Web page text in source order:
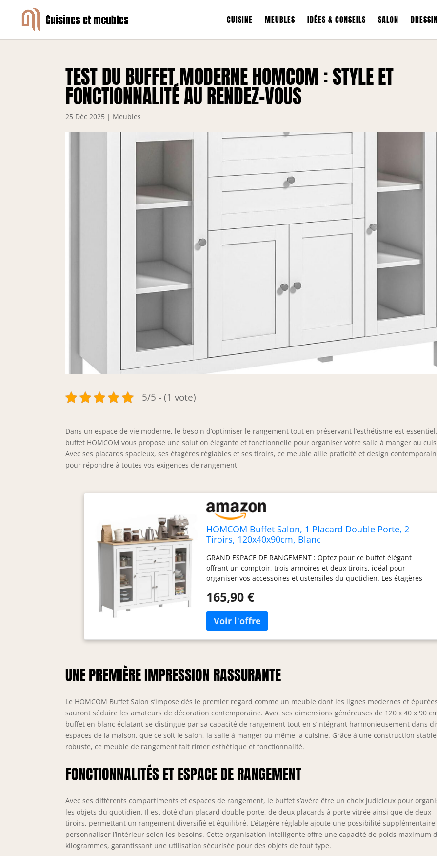
CUISINE MEUBLES IDÉES & CONSEILS SALON
TEST DU BUFFET MODERNE HOMCOM : STYLE ET
FONCTIONNALITÉ AU RENDEZ-VOUS
25 Déc 2025 | Meubles
5/5 - (1 vote)
Dans un espace de vie moderne, le besoin d’optimiser le rangement tout en préservant l’esthétisme est
buffet HOMCOM vous propose une solution élégante et fonctionnelle pour organiser votre salle à manger ou
Avec ses placards spacieux, ses étagères réglables et ses tiroirs, ce meuble allie praticité et design contemporain
pour répondre à toutes vos exigences de rangement.
HOMCOM Buffet Salon, 1 Placard Double Porte, 2
Tiroirs, 120x40x90cm, Blanc
GRAND ESPACE DE RANGEMENT : Optez pour ce buffet élégant
offrant un comptoir, trois armoires et deux tiroirs, idéal pour
organiser vos accessoires et ustensiles du quotidien. Les étagères
optimale de l'espace. PORTES EN VERRE ENCADRÉES : Ce buffet de
tout en les protégeant de la poussière. Il est équipé d'une poignée
ronde en alliage de zinc nickelé pour une ouverture et une
fermeture aisées. STYLE MODERNE : Avec son design classique et sa
de meuble d'exposition dans votre salon. MATÉRIAU DE QUALITÉ :
Construit en MDF et verre trempé, ce buffet de cuisine garantit
sécurité accrue en prévenant tout risque de renversement.
SPÉCIFICATIONS SUR LE MEUBLE DE RANGEMENT : Dimensions
totales : 120l x 40P x 90H cm. Charge max. recommandée : 60 kg au
total, 10 kg par étagère. Montage nécessaire.
165,90 €
UNE PREMIÈRE IMPRESSION RASSURANTE
Le HOMCOM Buffet Salon s’impose dès le premier regard comme un meuble dont les lignes modernes et
sauront séduire les amateurs de décoration contemporaine. Avec ses dimensions généreuses de 120 x 40 x 90
buffet en blanc éclatant se distingue par sa capacité de rangement tout en s’intégrant harmonieusement dans
espaces de la maison, que ce soit le salon, la salle à manger ou même la cuisine. Grâce à une construction
robuste, ce meuble de rangement fait rimer esthétique et fonctionnalité.
FONCTIONNALITÉS ET ESPACE DE RANGEMENT
Avec ses différents compartiments et espaces de rangement, le buffet s’avère être un choix judicieux pour
les objets du quotidien. Il est doté d’un placard double porte, de deux placards à porte vitrée ainsi que de deux
tiroirs, permettant un rangement diversifié et équilibré. L’étagère réglable ajoute une possibilité supplémentaire
personnaliser l’intérieur selon les besoins. Cette organisation intelligente offre une capacité de poids maximum
kilogrammes, garantissant une utilisation sécurisée pour des objets de tout type.